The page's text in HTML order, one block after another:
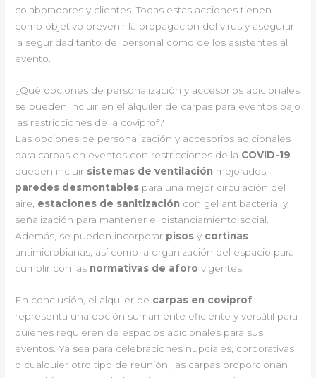
colaboradores y clientes. Todas estas acciones tienen
como objetivo prevenir la propagación del virus y asegurar
la seguridad tanto del personal como de los asistentes al
evento.
¿Qué opciones de personalización y accesorios adicionales
se pueden incluir en el alquiler de carpas para eventos bajo
las restricciones de la coviprof?
Las opciones de personalización y accesorios adicionales
para carpas en eventos con restricciones de la COVID-19
pueden incluir sistemas de ventilación mejorados,
paredes desmontables para una mejor circulación del
aire, estaciones de sanitización con gel antibacterial y
señalización para mantener el distanciamiento social.
Además, se pueden incorporar pisos y cortinas
antimicrobianas, así como la organización del espacio para
cumplir con las normativas de aforo vigentes.
En conclusión, el alquiler de carpas en coviprof
representa una opción sumamente eficiente y versátil para
quienes requieren de espacios adicionales para sus
eventos. Ya sea para celebraciones nupciales, corporativas
o cualquier otro tipo de reunión, las carpas proporcionan